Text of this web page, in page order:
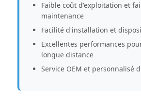
Faible coût d'exploitation et
maintenance
Facilité d'installation et
Excellentes performances
longue distance
Service OEM et personnalisé